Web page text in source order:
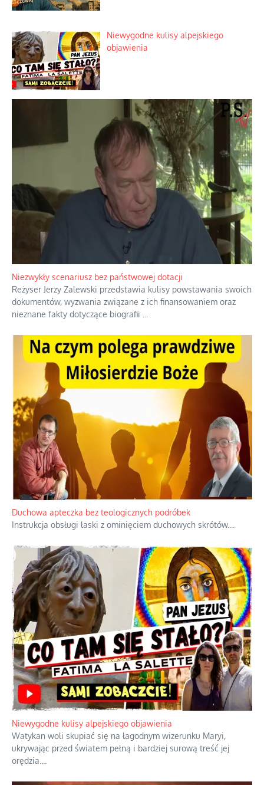
Niewygodne kulisy alpejskiego
objawienia
Niezwykły scenariusz bez państwowej dotacji
Reżyser Jerzy Zalewski przedstawia kulisy powstawania swoich
dokumentów, wyzwania związane z ich finansowaniem oraz
nieznane fakty dotyczące biografii
Duchowa apteczka bez teologicznych podróbek
Instrukcja obsługi łaski z ominięciem duchowych skrótów.
Niewygodne kulisy alpejskiego objawienia
Watykan woli skupiać się na łagodnym wizerunku Maryi,
ukrywając przed światem pełną i bardziej surową treść jej
orędzia.